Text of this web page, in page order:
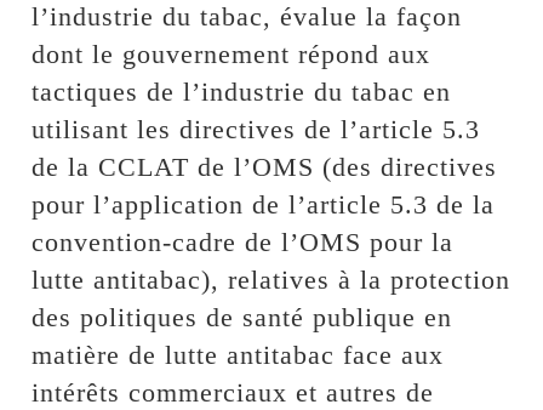
l’industrie du tabac, évalue la façon
dont le gouvernement répond aux
tactiques de l’industrie du tabac en
utilisant les directives de l’article 5.3
de la CCLAT de l’OMS (des directives
pour l’application de l’article 5.3 de la
convention-cadre de l’OMS pour la
lutte antitabac), relatives à la protection
des politiques de santé publique en
matière de lutte antitabac face aux
intérêts commerciaux et autres de